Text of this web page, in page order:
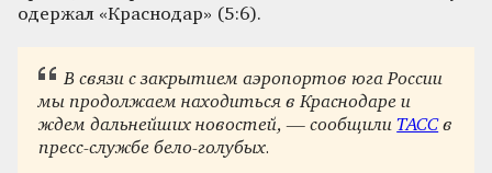
одержал «Краснодар» (5:6).
В связи с закрытием аэропортов юга России
мы продолжаем находиться в Краснодаре и
ждем дальнейших новостей, — сообщили ТАССв
пресс-службе бело-голубых.